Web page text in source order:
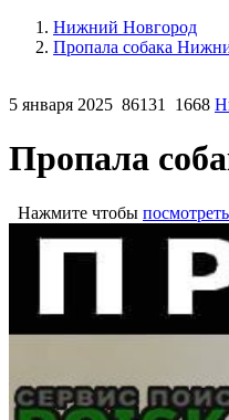
Нижний Новгород
Пропала собака
5 января 2025 86131 1668
Пропала
Нажмите чтобы